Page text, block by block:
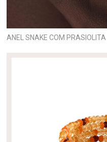
ANEL SNAKE COM PRASIOLITA